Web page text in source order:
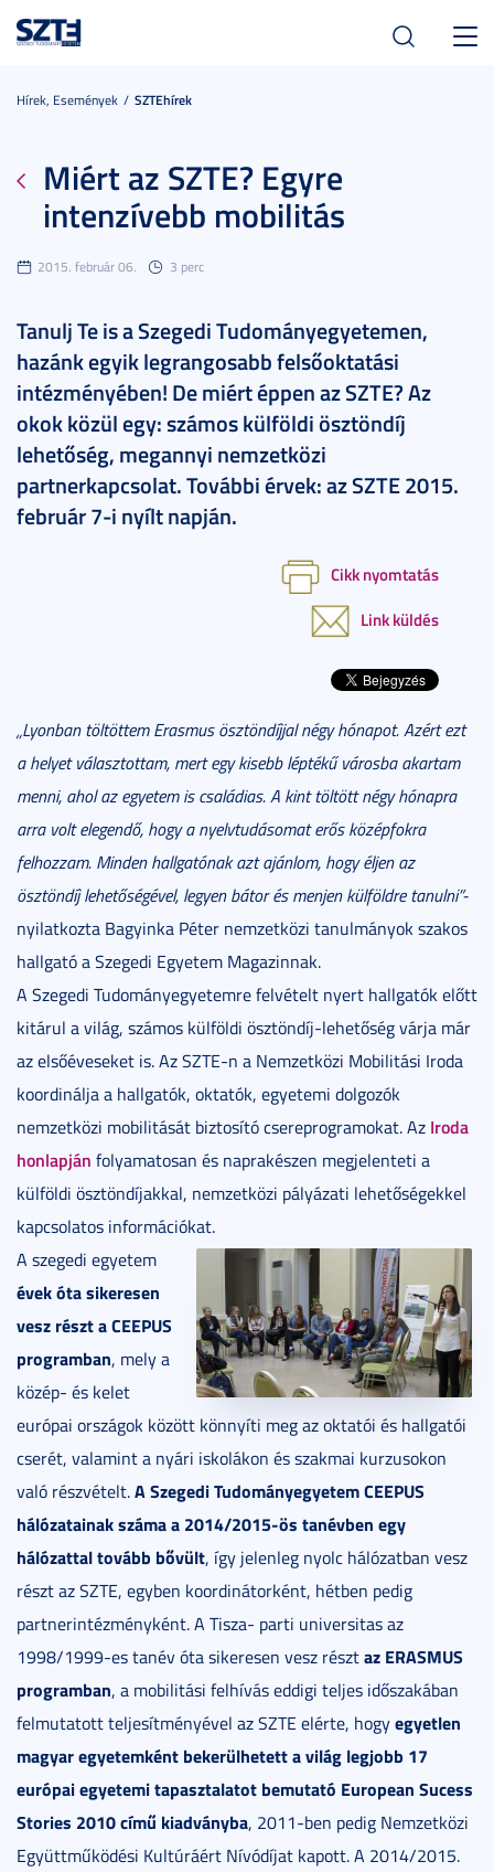
Hírek, Események SZTEhírek
Miért az SZTE? Egyre
intenzívebb mobilitás
2015. február 06. 3 perc
Tanulj Te is a Szegedi Tudományegyetemen,
hazánk egyik legrangosabb felsőoktatási
intézményében! De miért éppen az SZTE? Az
okok közül egy: számos külföldi ösztöndíj
lehetőség, megannyi nemzetközi
partnerkapcsolat. További érvek: az SZTE 2015.
február 7-i nyílt napján.
Cikk nyomtatás
Link küldés
„Lyonban töltöttem Erasmus ösztöndíjjal négy hónapot. Azért ezt
a helyet választottam, mert egy kisebb léptékű városba akartam
menni, ahol az egyetem is családias. A kint töltött négy hónapra
arra volt elegendő, hogy a nyelvtudásomat erős középfokra
felhozzam. Minden hallgatónak azt ajánlom, hogy éljen az
ösztöndíj lehetőségével, legyen bátor és menjen külföldre tanulni”-
nyilatkozta Bagyinka Péter nemzetközi tanulmányok szakos
hallgató a Szegedi Egyetem Magazinnak.
A Szegedi Tudományegyetemre felvételt nyert hallgatók előtt
kitárul a világ, számos külföldi ösztöndíj-lehetőség várja már
az elsőéveseket is. Az SZTE-n a Nemzetközi Mobilitási Iroda
koordinálja a hallgatók, oktatók, egyetemi dolgozók
nemzetközi mobilitását biztosító csereprogramokat. Az Iroda
honlapján folyamatosan és naprakészen megjelenteti a
külföldi ösztöndíjakkal, nemzetközi pályázati lehetőségekkel
kapcsolatos információkat.
A szegedi egyetem
évek óta sikeresen
vesz részt a CEEPUS
programban, mely a
közép- és kelet
európai országok között könnyíti meg az oktatói és hallgatói
cserét, valamint a nyári iskolákon és szakmai kurzusokon
való részvételt.A Szegedi Tudományegyetem CEEPUS
hálózatainak száma a 2014/2015-ös tanévben egy
hálózattal tovább bővült, így jelenleg nyolc hálózatban vesz
részt az SZTE, egyben koordinátorként, hétben pedig
partnerintézményként. A Tisza- parti universitas az
1998/1999-es tanév óta sikeresen vesz résztaz ERASMUS
programban, a mobilitási felhívás eddigi teljes időszakában
felmutatott teljesítményével az SZTE elérte, hogyegyetlen
magyar egyetemként bekerülhetett a világ legjobb 17
európai egyetemi tapasztalatot bemutató European Sucess
Stories 2010 című kiadványba, 2011-ben pedig Nemzetközi
Együttműködési Kultúráért Nívódíjat kapott. A 2014/2015.